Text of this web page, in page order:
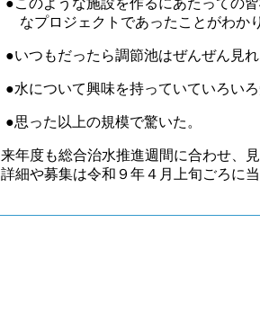
なプロジェクトであったことがわか
●いつもだったら調節池はぜんぜん見
●水について興味を持っていていろい
●思った以上の規模で驚いた。
来年度も総合治水推進週間に合わせ、
詳細や募集は令和９年４月上旬ごろに